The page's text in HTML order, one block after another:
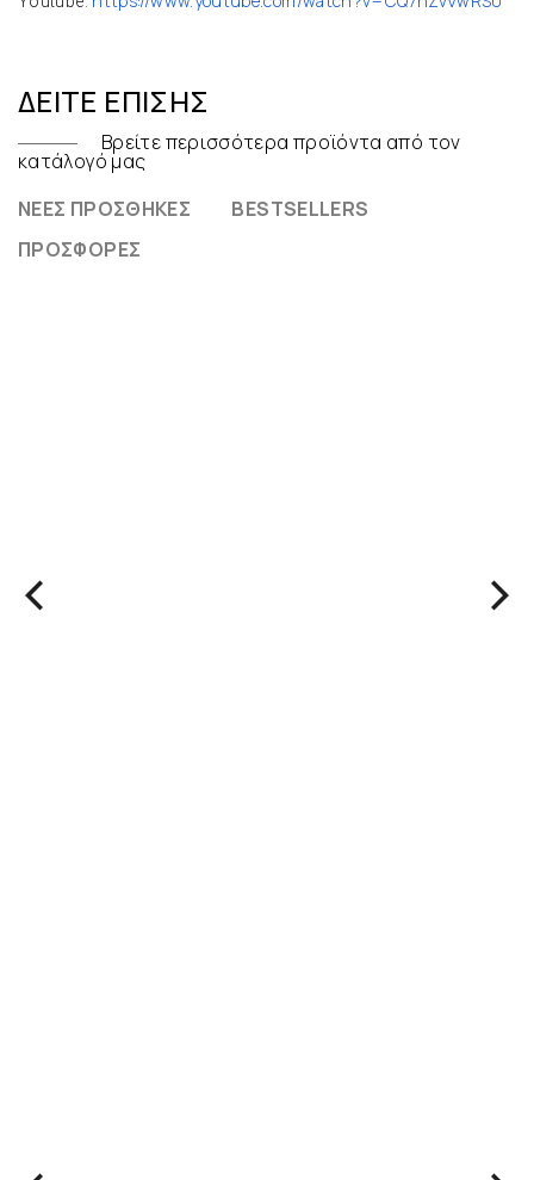
ΔΕΊΤΕ ΕΠΊΣΗΣ
Βρείτε περισσότερα προϊόντα από τον
κατάλογό μας
ΝΈΕΣ ΠΡΟΣΘΉΚΕΣ
BESTSELLERS
ΠΡΟΣΦΟΡΈΣ